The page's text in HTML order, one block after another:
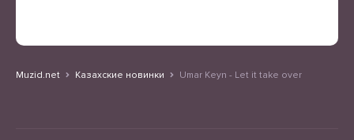
Muzid.net Казахские новинки Umar Keyn - Let it take over